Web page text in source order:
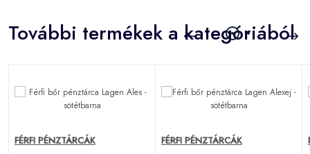
További termékek a kategóriából
FÉRFI PÉNZTÁRCÁK FÉRFI PÉNZTÁRCÁK